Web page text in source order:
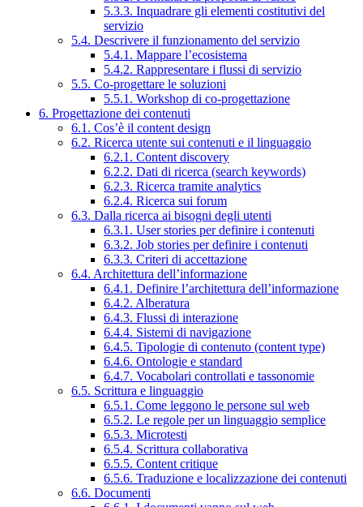
5.3.3. Inquadrare gli elementi costitutivi del
servizio
5.4. Descrivere il funzionamento del servizio
5.4.1. Mappare l’ecosistema
5.4.2. Rappresentare i flussi di servizio
5.5. Co-progettare le soluzioni
5.5.1. Workshop di co-progettazione
6. Progettazione dei contenuti
6.1. Cos’è il content design
6.2. Ricerca utente sui contenuti e il linguaggio
6.2.1. Content discovery
6.2.2. Dati di ricerca (search keywords)
6.2.3. Ricerca tramite analytics
6.2.4. Ricerca sui forum
6.3. Dalla ricerca ai bisogni degli utenti
6.3.1. User stories per definire i contenuti
6.3.2. Job stories per definire i contenuti
6.3.3. Criteri di accettazione
6.4. Architettura dell’informazione
6.4.1. Definire l’architettura dell’informazione
6.4.2. Alberatura
6.4.3. Flussi di interazione
6.4.4. Sistemi di navigazione
6.4.5. Tipologie di contenuto (content type)
6.4.6. Ontologie e standard
6.4.7. Vocabolari controllati e tassonomie
6.5. Scrittura e linguaggio
6.5.1. Come leggono le persone sul web
6.5.2. Le regole per un linguaggio semplice
6.5.3. Microtesti
6.5.4. Scrittura collaborativa
6.5.5. Content critique
6.5.6. Traduzione e localizzazione dei contenuti
6.6. Documenti